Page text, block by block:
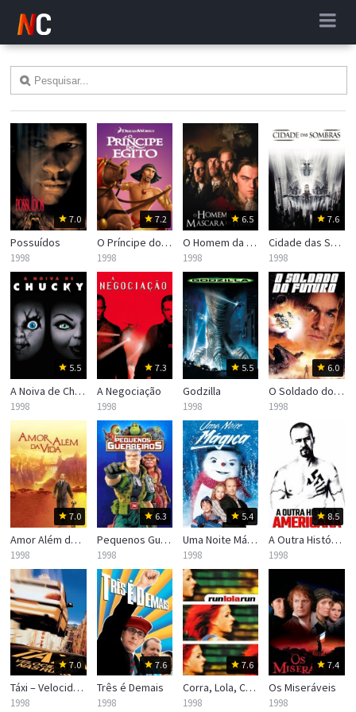
7.0
Possuídos
1998
7.2
O Príncipe do Egito
1998
6.5
O Homem da Máscara de Ferro
1998
7.6
Cidade das Sombras
1998
5.5
A Noiva de Chucky
1998
7.3
A Negociação
1998
5.5
Godzilla
1998
6.0
O Soldado do Futuro
1998
7.0
Amor Além da Vida
1998
6.3
Pequenos Guerreiros
1998
5.4
Uma Noite Mágica
1998
8.5
A Outra História Americana
1998
7.0
Táxi – Velocidade nas Ruas
1998
7.6
Três é Demais
1998
7.6
Corra, Lola, Corra
1998
7.4
Os Miseráveis
1998